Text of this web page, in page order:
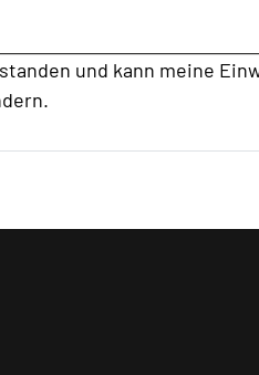
und kann meine